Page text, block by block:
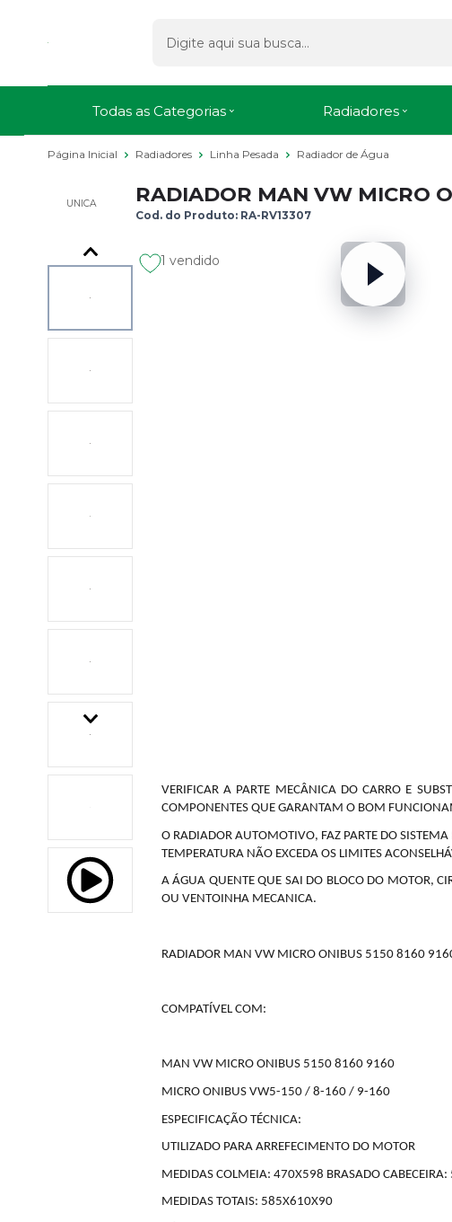
Todas as Categorias Radiadores
Página Inicial Radiadores Linha Pesada Radiador de Água
UNICA RADIADOR MAN VW MICRO
Cod. do Produto: RA-RV13307
1 vendido
VERIFICAR A PARTE MECÂNICA DO CARRO E
COMPONENTES QUE GARANTAM O BOM
O RADIADOR AUTOMOTIVO, FAZ PARTE DO
TEMPERATURA NÃO EXCEDA OS LIMITES
A ÁGUA QUENTE QUE SAI DO BLOCO DO MOTOR,
OU VENTOINHA MECANICA.
RADIADOR MAN VW MICRO ONIBUS 5150 8160
COMPATÍVEL COM:
MAN VW MICRO ONIBUS 5150 8160 9160
MICRO ONIBUS VW5-150 / 8-160 / 9-160
ESPECIFICAÇÃO TÉCNICA:
UTILIZADO PARA ARREFECIMENTO DO MOTOR
MEDIDAS COLMEIA: 470X598 BRASADO CABECEIRA:
MEDIDAS TOTAIS: 585X610X90